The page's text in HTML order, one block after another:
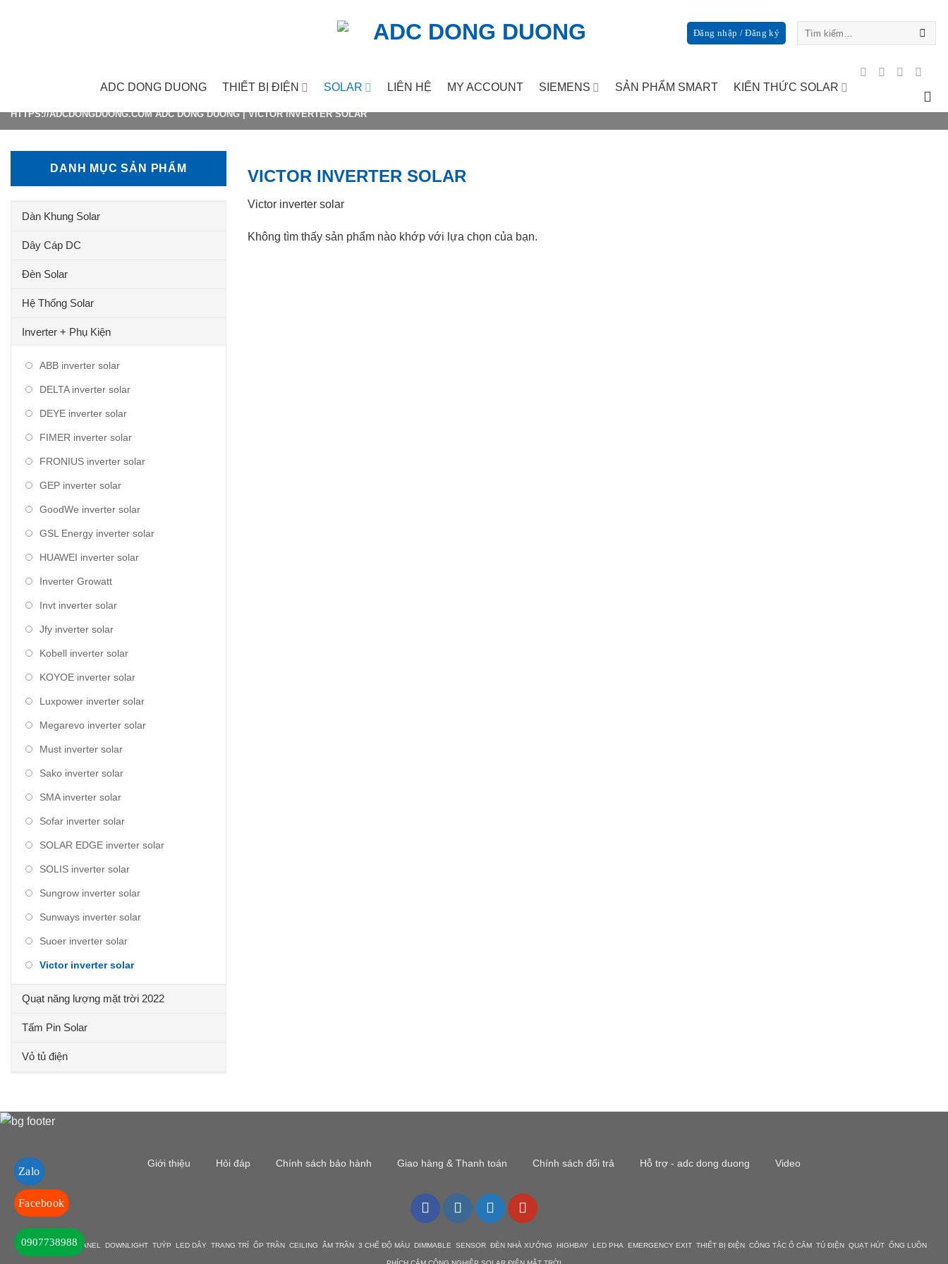
Đăng nhập / Đăng ký
ADC DONG DUONG THIẾT BỊ ĐIỆN SOLAR LIÊN HỆ MY ACCOUNT SIEMENS SẢN PHẨM SMART KIẾN THỨC SOLAR
HTTPS://ADCDONGDUONG.COM ADC DONG DUONG|VICTOR INVERTER SOLAR
DANH MỤC SẢN PHẨM
Dàn Khung Solar
Dây Cáp DC
Đèn Solar
Hệ Thống Solar
Inverter + Phụ Kiện
ABB inverter solar
DELTA inverter solar
DEYE inverter solar
FIMER inverter solar
FRONIUS inverter solar
GEP inverter solar
GoodWe inverter solar
GSL Energy inverter solar
HUAWEI inverter solar
Inverter Growatt
Invt inverter solar
Jfy inverter solar
Kobell inverter solar
KOYOE inverter solar
Luxpower inverter solar
Megarevo inverter solar
Must inverter solar
Sako inverter solar
SMA inverter solar
Sofar inverter solar
SOLAR EDGE inverter solar
SOLIS inverter solar
Sungrow inverter solar
Sunways inverter solar
Suoer inverter solar
Victor inverter solar
Quạt năng lượng mặt trời 2022
Tấm Pin Solar
Vỏ tủ điện
VICTOR INVERTER SOLAR
Victor inverter solar
Không tìm thấy sản phẩm nào khớp với lựa chọn của bạn.
Giới thiệu Hỏi đáp Chính sách bảo hành Giao hàng & Thanh toán Chính sách đổi trả Hỗ trợ - adc dong duong Video
DEN LED BULB PANEL DOWNLIGHT TUÝP LED DÂY TRANG TRÍ ỐP TRẦN CEILING ÂM TRẦN 3 CHẾ ĐỘ MÀU DIMMABLE SENSOR ĐÈN NHÀ XƯỞNG HIGHBAY LED PHA EMERGENCY EXIT THIẾT BỊ ĐIỆN CÔNG TẮC Ổ CẮM TỦ ĐIỆN QUẠT HÚT ỐNG LUỒN
Zalo
Facebook
0907738988